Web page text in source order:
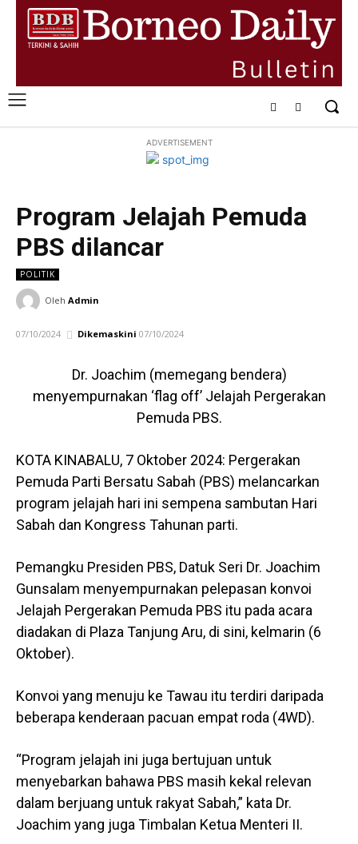
ADVERTISEMENT
Program Jelajah Pemuda
PBS dilancar
POLITIK
Oleh Admin
07/10/2024 Dikemaskini 07/10/2024
Dr. Joachim (memegang bendera)
menyempurnakan ‘flag off’ Jelajah Pergerakan
Pemuda PBS.
KOTA KINABALU, 7 Oktober 2024: Pergerakan
Pemuda Parti Bersatu Sabah (PBS) melancarkan
program jelajah hari ini sempena sambutan Hari
Sabah dan Kongress Tahunan parti.
Pemangku Presiden PBS, Datuk Seri Dr. Joachim
Gunsalam menyempurnakan pelepasan konvoi
Jelajah Pergerakan Pemuda PBS itu pada acara
diadakan di Plaza Tanjung Aru, di sini, kelmarin (6
Oktober).
Konvoi yang menuju ke Tawau itu terdiri daripada
beberapa kenderaan pacuan empat roda (4WD).
“Program jelajah ini juga bertujuan untuk
menyebarkan bahawa PBS masih kekal relevan
dalam berjuang untuk rakyat Sabah,” kata Dr.
Joachim yang juga Timbalan Ketua Menteri II.